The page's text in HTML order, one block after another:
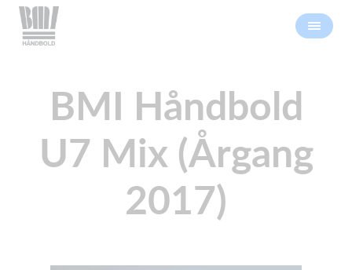
BMI Håndbold
U7 Mix (Årgang
2017)